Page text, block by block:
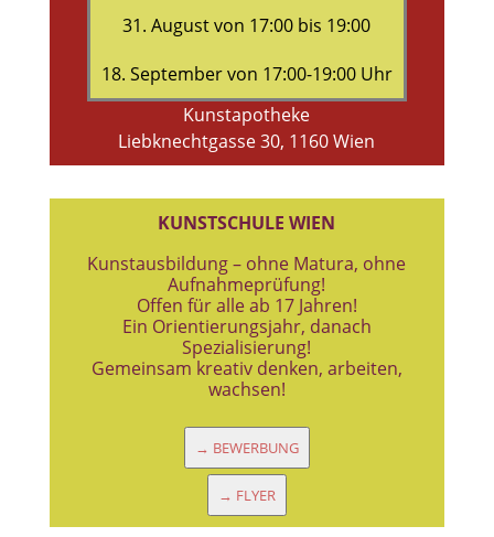
31. August von 17:00 bis 19:00
18. September von 17:00-19:00 Uhr
Kunstapotheke
Liebknechtgasse 30, 1160 Wien
KUNSTSCHULE WIEN
Kunstausbildung – ohne Matura, ohne
Aufnahmeprüfung!
Offen für alle ab 17 Jahren!
Ein Orientierungsjahr, danach
Spezialisierung!
Gemeinsam kreativ denken, arbeiten,
wachsen!
→ BEWERBUNG
→ FLYER